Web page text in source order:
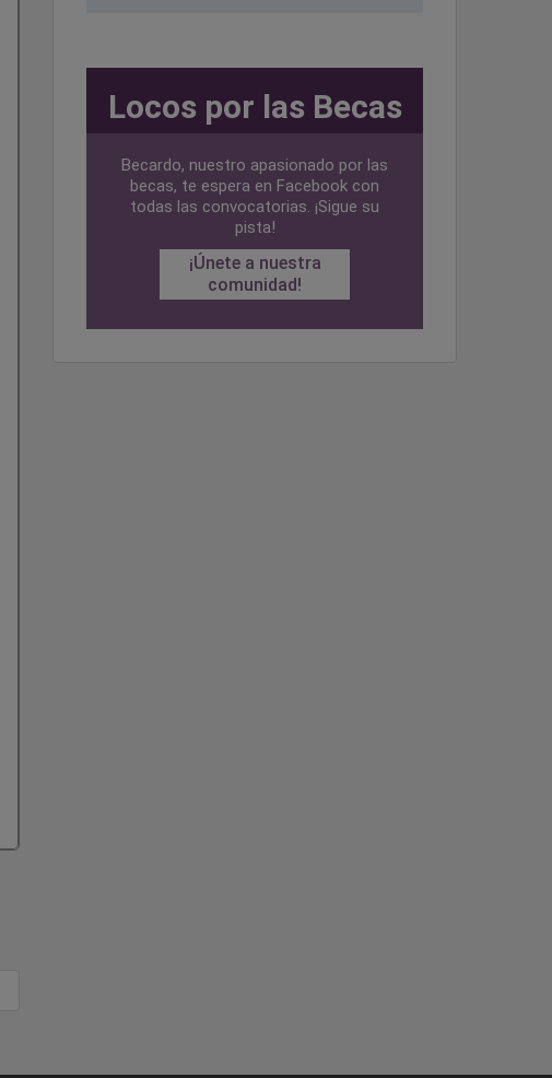
Locos por las Becas
Becardo, nuestro apasionado por las
becas, te espera en Facebook con
todas las convocatorias. ¡Sigue su
pista!
¡Únete a nuestra
comunidad!